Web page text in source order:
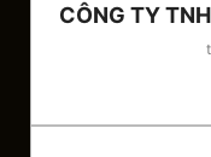
CÔNG TY